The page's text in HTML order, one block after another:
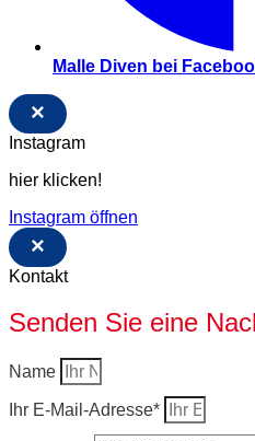
Malle Diven bei
×
Instagram
hier klicken!
Instagram öffnen
×
Kontakt
Senden Sie eine
Name
Ihr E-Mail-Adresse*